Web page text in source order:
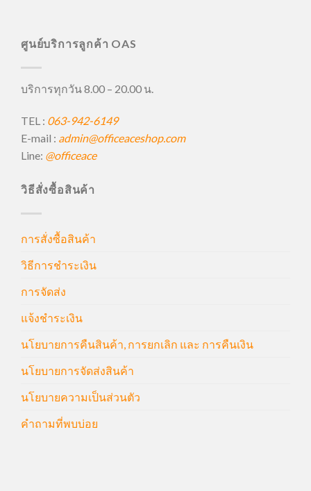
ศูนย์บริการลูกค้า OAS
บริการทุกวัน 8.00 – 20.00 น.
TEL : 063-942-6149
E-mail : admin@officeaceshop.com
Line: @officeace
วิธีสั่งซื้อสินค้า
การสั่งซื้อสินค้า
วิธีการชำระเงิน
การจัดส่ง
แจ้งชำระเงิน
นโยบายการคืนสินค้า, การยกเลิก และ การคืนเงิน
นโยบายการจัดส่งสินค้า
นโยบายความเป็นส่วนตัว
คำถามที่พบบ่อย